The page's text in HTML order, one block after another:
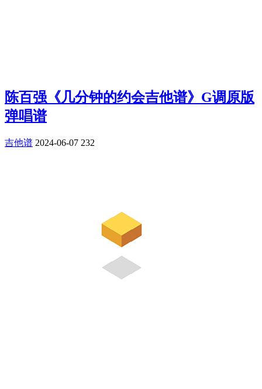
陈百强《几分钟的约会吉他谱》G调原版
弹唱谱
吉他谱 2024-06-07 232